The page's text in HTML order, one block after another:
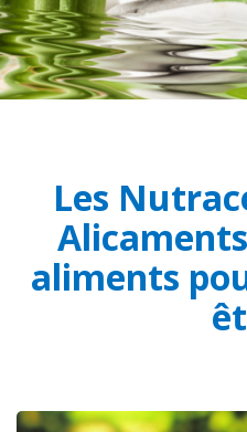
Les
aliments